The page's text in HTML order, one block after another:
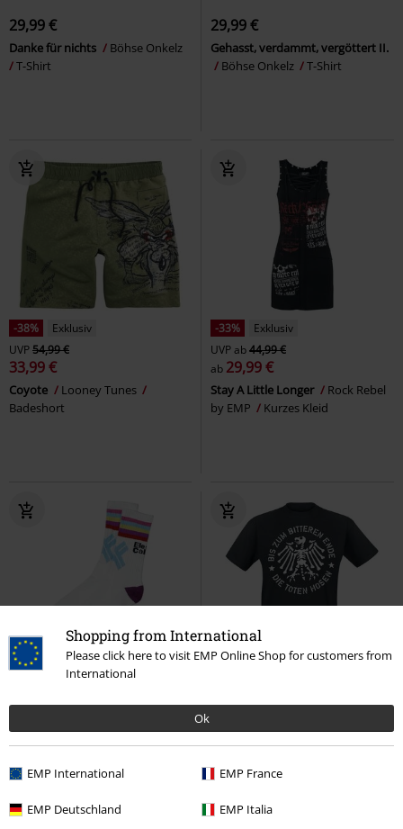
Shopping from International
Please click here to visit EMP Online Shop for customers from
International
Ok
EMP International EMP France
EMP Deutschland EMP Italia
29,99 €
Danke für nichts
Böhse Onkelz
T-Shirt
29,99 €
Gehasst, verdammt, vergöttert II.
Böhse Onkelz
T-Shirt
-38%
Exklusiv
UVP54,99 €
33,99 €
Coyote
Looney Tunes
Badeshort
-33%
Exklusiv
UVPab44,99 €
ab 29,99 €
Stay A Little Longer
Rock Rebel
by EMP
Kurzes Kleid
Exklusiv 2-teilig
9,99 €
Logo
Electric Callboy
Tennissocken
27,99 €
Bis zum bitteren Ende
Die Toten
Hosen
T-Shirt